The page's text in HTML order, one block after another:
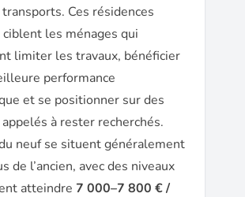
Ces résidences
les ménages qui
limiter les travaux, bénéficier
performance
et se positionner sur des
à rester recherchés.
neuf se situent généralement
de l’ancien, avec des niveaux
atteindre 7 000–7 800 € /